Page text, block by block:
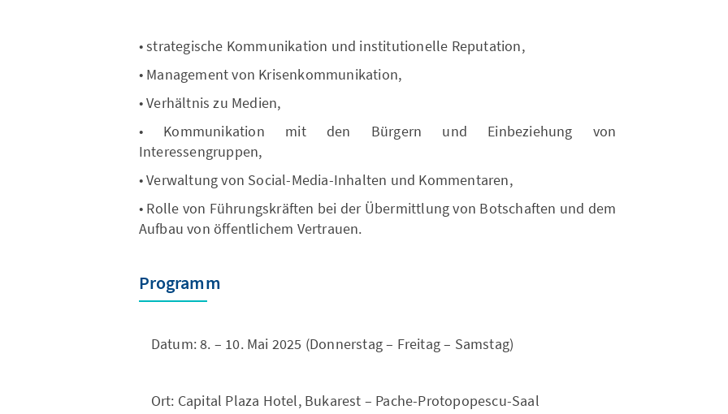
• strategische Kommunikation und institutionelle Reputation,
• Management von Krisenkommunikation,
• Verhältnis zu Medien,
• Kommunikation mit den Bürgern und Einbeziehung von
Interessengruppen,
• Verwaltung von Social-Media-Inhalten und Kommentaren,
• Rolle von Führungskräften bei der Übermittlung von Botschaften und dem
Aufbau von öffentlichem Vertrauen.
Programm
Datum: 8. – 10. Mai 2025 (Donnerstag – Freitag – Samstag)
Ort: Capital Plaza Hotel, Bukarest – Pache-Protopopescu-Saal